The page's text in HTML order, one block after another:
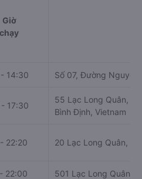
Giờ
chạy
14:30 Số 07, Đường Nguyễn
17:30
55 Lạc Long Quân,
Bình Định, Vietnam
22:20 20 Lạc Long Quân,
22:00 501 Lạc Long Quân